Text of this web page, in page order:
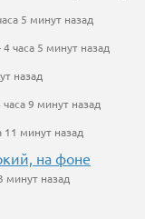
5 минут назад
часа 5 минут назад
назад
9 минут назад
11 минут назад
на фоне
минут назад